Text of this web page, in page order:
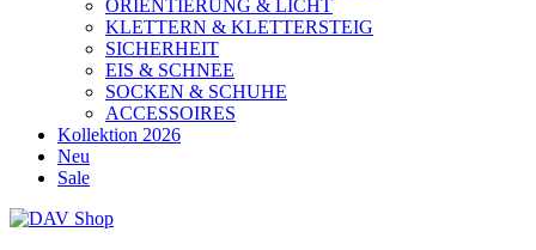
ORIENTIERUNG & LICHT
KLETTERN & KLETTERSTEIG
SICHERHEIT
EIS & SCHNEE
SOCKEN & SCHUHE
ACCESSOIRES
Kollektion 2026
Neu
Sale